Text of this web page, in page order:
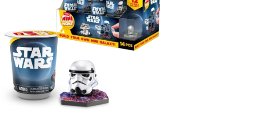
Balde de Tubos Conectores – Encastres